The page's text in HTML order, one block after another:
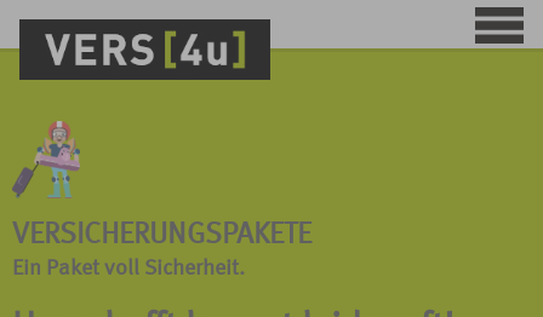
VERSICHERUNGSPAKETE
Ein Paket voll Sicherheit.